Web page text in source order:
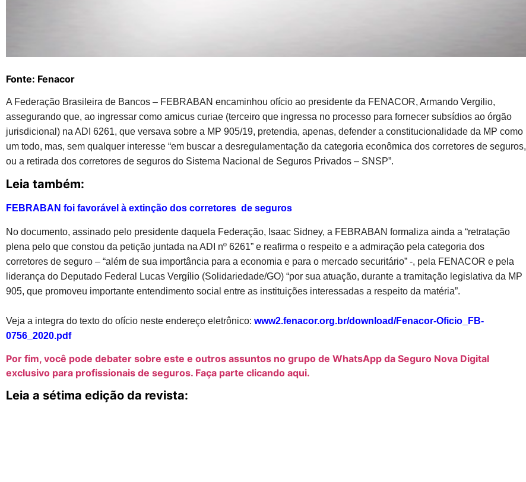
Fonte: Fenacor
A Federação Brasileira de Bancos – FEBRABAN encaminhou ofício ao presidente da FENACOR, Armando Vergilio,
assegurando que, ao ingressar como amicus curiae (terceiro que ingressa no processo para fornecer subsídios ao órgão
jurisdicional) na ADI 6261, que versava sobre a MP 905/19, pretendia, apenas, defender a constitucionalidade da MP como
um todo, mas, sem qualquer interesse “em buscar a desregulamentação da categoria econômica dos corretores de seguros,
ou a retirada dos corretores de seguros do Sistema Nacional de Seguros Privados – SNSP”.
Leia também:
FEBRABAN foi favorável à extinção dos corretores de seguros
No documento, assinado pelo presidente daquela Federação, Isaac Sidney, a FEBRABAN formaliza ainda a “retratação
plena pelo que constou da petição juntada na ADI nº 6261” e reafirma o respeito e a admiração pela categoria dos
corretores de seguro – “além de sua importância para a economia e para o mercado securitário” -, pela FENACOR e pela
liderança do Deputado Federal Lucas Vergílio (Solidariedade/GO) “por sua atuação, durante a tramitação legislativa da MP
905, que promoveu importante entendimento social entre as instituições interessadas a respeito da matéria”.
Veja a integra do texto do ofício neste endereço eletrônico: www2.fenacor.org.br/download/Fenacor-Oficio_FB-
0756_2020.pdf
Por fim, você pode debater sobre este e outros assuntos no grupo de WhatsApp da Seguro Nova Digital
exclusivo para profissionais de seguros. Faça parte clicando aqui.
Leia a sétima edição da revista: